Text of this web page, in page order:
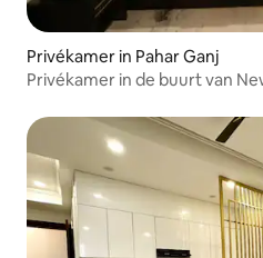
Privékamer in Pahar Ganj
Privékamer in de buurt van